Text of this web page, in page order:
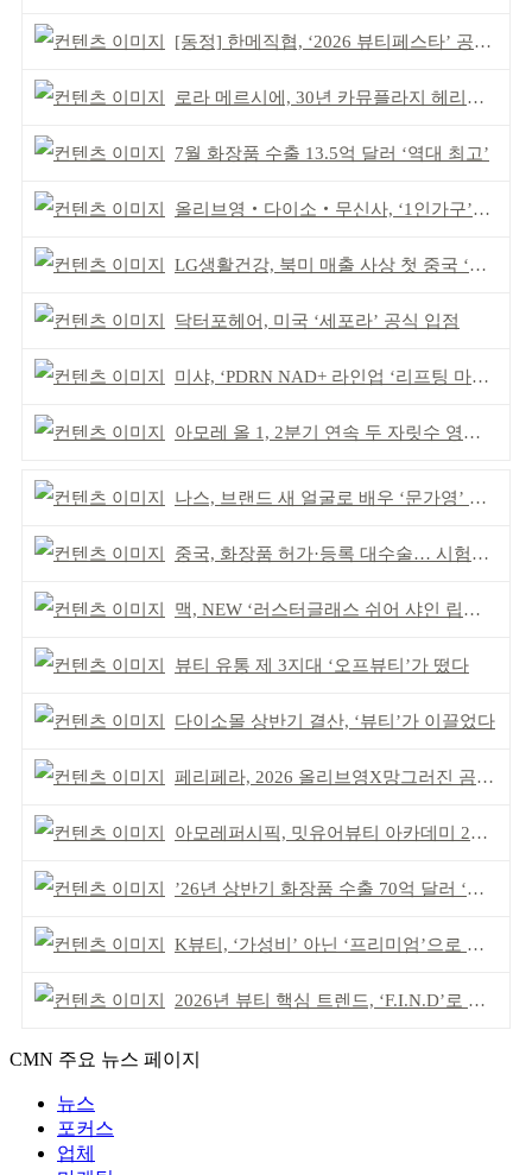
[동정] 한메직협, ‘2026 뷰티페스타’ 공동 주최
로라 메르시에, 30년 카뮤플라지 헤리티지 담아
7월 화장품 수출 13.5억 달러 ‘역대 최고’
올리브영‧다이소‧무신사, ‘1인가구’가 이끈다
LG생활건강, 북미 매출 사상 첫 중국 ‘추월’
닥터포헤어, 미국 ‘세포라’ 공식 입점
미샤, ‘PDRN NAD+ 라인업 ‘리프팅 마스크’ 출시
아모레 올 1, 2분기 연속 두 자릿수 영업이익률 기록
나스, 브랜드 새 얼굴로 배우 ‘문가영’ 발탁
중국, 화장품 허가·등록 대수술… 시험자료 공용 허용
맥, NEW ‘러스터글래스 쉬어 샤인 립스틱’ 출시
뷰티 유통 제 3지대 ‘오프뷰티’가 떴다
다이소몰 상반기 결산, ‘뷰티’가 이끌었다
페리페라, 2026 올리브영X망그러진 곰 콜라보
아모레퍼시픽, 밋유어뷰티 아카데미 2기 발대식
’26년 상반기 화장품 수출 70억 달러 ‘역대 최고’
K뷰티, ‘가성비’ 아닌 ‘프리미엄’으로 승부걸어야
2026년 뷰티 핵심 트렌드, ‘F.I.N.D’로 읽는다
CMN 주요 뉴스 페이지
뉴스
포커스
업체